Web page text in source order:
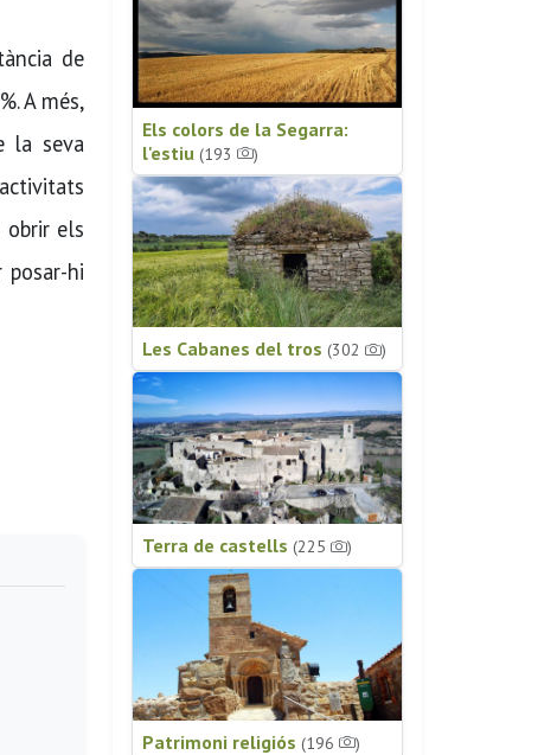
de
A més,
la seva
els
posar-hi
Els colors de la Segarra:
l'estiu (193 )
Les Cabanes del tros (302 )
Terra de castells (225 )
Patrimoni religiós (196 )